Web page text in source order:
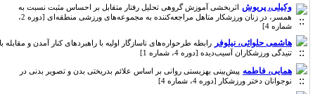
وکیلی، پریوش اثربخشی آموزش گروهی تحلیل رفتار متقابل بر احساس مثبت نسبت به
همسر، در زنان ورزشکار متاهل مراجعه‌کننده به مجموعه‌های ورزشی منطقه‌ای [دوره 2،
شماره 4]
هاشمی حلوائی، نیلوفر رابطه طرحواره‌های ناسازگار اولیه با راهبردهای کنار آمدن و مقابله با
تنیدگی ورزشکاران آسیب‌دیده [دوره 4، شماره 1]
همایی، فاطمه پیش‌بینی بهزیستی روانی بر اساس علائم بدریختی بدن و تصویر بدنی در
نوجوانان دختر ورزشکار [دوره 4، شماره 4]